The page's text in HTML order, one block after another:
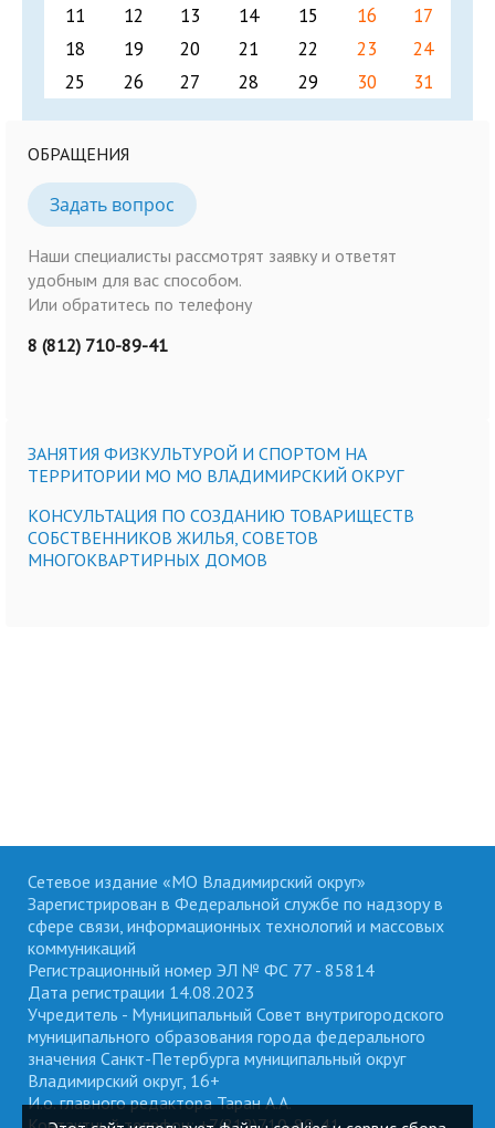
11
12 13 14 15 16
17
18
19 20 21 22 23
24
25
26 27 28 29 30 31
ОБРАЩЕНИЯ
Задать вопрос
Наши специалисты рассмотрят заявку и ответят
удобным для вас способом.
Или обратитесь по телефону
8 (812) 710-89-41
ЗАНЯТИЯ ФИЗКУЛЬТУРОЙ И СПОРТОМ НА
ТЕРРИТОРИИ МО МО ВЛАДИМИРСКИЙ ОКРУГ
КОНСУЛЬТАЦИЯ ПО СОЗДАНИЮ ТОВАРИЩЕСТВ
СОБСТВЕННИКОВ ЖИЛЬЯ, СОВЕТОВ
МНОГОКВАРТИРНЫХ ДОМОВ
Сетевое издание «МО Владимирский округ»
Зарегистрирован в Федеральной службе по надзору в
сфере связи, информационных технологий и массовых
коммуникаций
Регистрационный номер ЭЛ № ФС 77 - 85814
Дата регистрации 14.08.2023
Учредитель - Муниципальный Совет внутригородского
муниципального образования города федерального
значения Санкт-Петербурга муниципальный округ
Владимирский округ, 16+
И.о. главного редактора Таран А.А.